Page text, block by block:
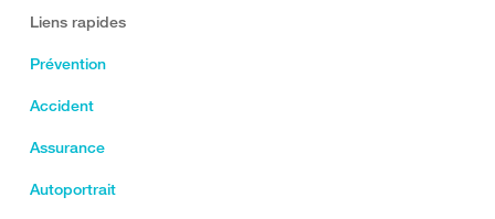
Liens rapides
Prévention
Accident
Assurance
Autoportrait